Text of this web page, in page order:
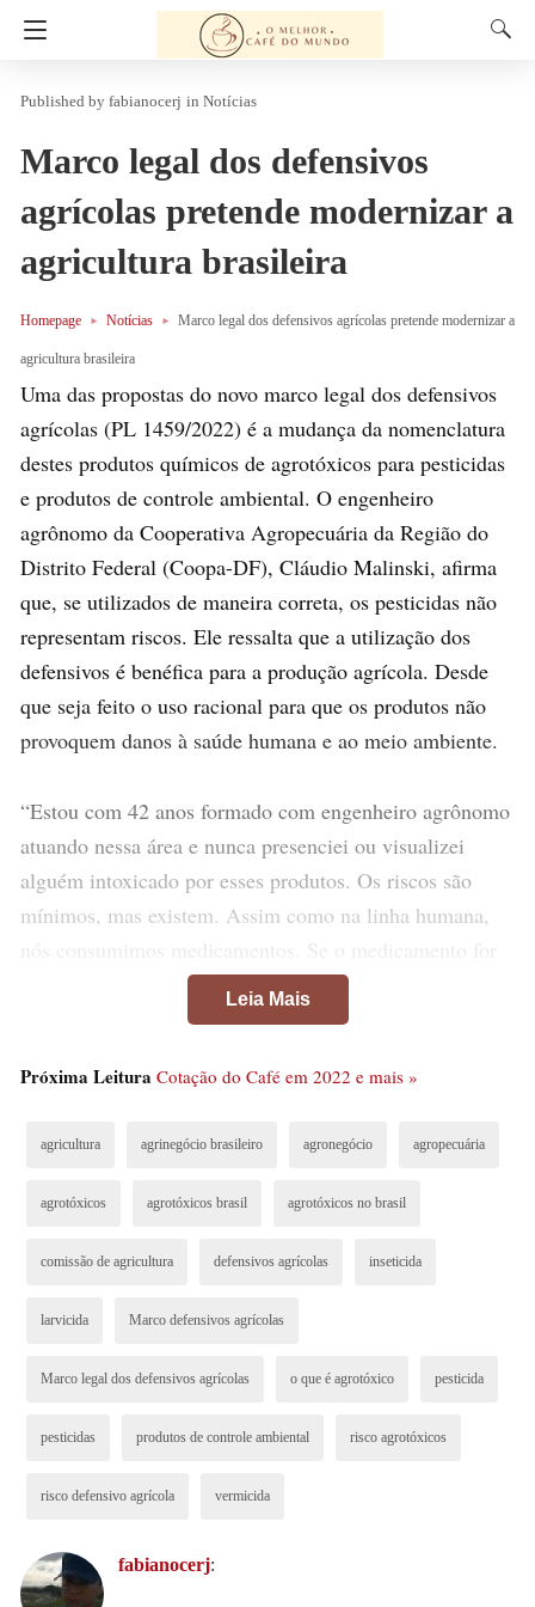
fabianocerj in Notícias
Marco legal dos defensivos
agrícolas pretende modernizar a
agricultura brasileira
Homepage Notícias Marco legal dos defensivos agrícolas pretende modernizar a
agricultura brasileira
Uma das propostas do novo marco legal dos defensivos
agrícolas (PL 1459/2022) é a mudança da nomenclatura
destes produtos químicos de agrotóxicos para pesticidas
e produtos de controle ambiental. O engenheiro
agrônomo da Cooperativa Agropecuária da Região do
Distrito Federal (Coopa-DF), Cláudio Malinski, afirma
que, se utilizados de maneira correta, os pesticidas não
representam riscos. Ele ressalta que a utilização dos
defensivos é benéfica para a produção agrícola. Desde
que seja feito o uso racional para que os produtos não
provoquem danos à saúde humana e ao meio ambiente.
“Estou com 42 anos formado com engenheiro agrônomo
atuando nessa área e nunca presenciei ou visualizei
alguém intoxicado por esses produtos. Os riscos são
mínimos, mas existem. Assim como na linha humana,
nós consumimos medicamentos. Se o medicamento for
utilizado de uma forma irracional provoca danos e até
pode levar a pessoa à morte, então os defensivos se
explica.
O engenheiro explica que o uso dos defensivos agrícolas
é importante para combater pragas e doenças provocadas
essenciais para que a lavoura seja economicamente
Leia Mais
Próxima Leitura Cotação do Café em 2022 e mais »
agricultura agrinegócio brasileiro agronegócio agropecuária
agrotóxicos agrotóxicos brasil agrotóxicos no brasil
comissão de agricultura defensivos agrícolas inseticida
larvicida Marco defensivos agrícolas
Marco legal dos defensivos agrícolas o que é agrotóxico pesticida
pesticidas produtos de controle ambiental risco agrotóxicos
risco defensivo agrícola vermicida
fabianocerj: